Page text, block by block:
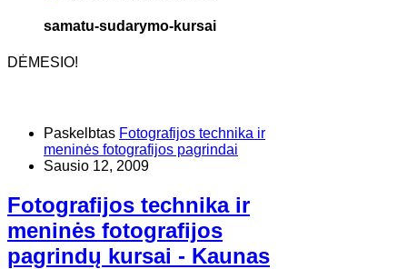
samatu-sudarymo-kursai
DĖMESIO!
Paskelbtas Fotografijos technika ir
meninės fotografijos pagrindai
Sausio 12, 2009
Fotografijos technika ir
meninės fotografijos
pagrindų kursai - Kaunas